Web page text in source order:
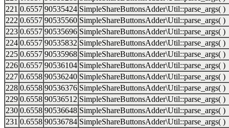
221 0.6557 90535424 SimpleShareButtonsAdder\Util::parse_args( )
222 0.6557 90535560 SimpleShareButtonsAdder\Util::parse_args( )
223 0.6557 90535696 SimpleShareButtonsAdder\Util::parse_args( )
224 0.6557 90535832 SimpleShareButtonsAdder\Util::parse_args( )
225 0.6557 90535968 SimpleShareButtonsAdder\Util::parse_args( )
226 0.6557 90536104 SimpleShareButtonsAdder\Util::parse_args( )
227 0.6558 90536240 SimpleShareButtonsAdder\Util::parse_args( )
228 0.6558 90536376 SimpleShareButtonsAdder\Util::parse_args( )
229 0.6558 90536512 SimpleShareButtonsAdder\Util::parse_args( )
230 0.6558 90536648 SimpleShareButtonsAdder\Util::parse_args( )
231 0.6558 90536784 SimpleShareButtonsAdder\Util::parse_args( )